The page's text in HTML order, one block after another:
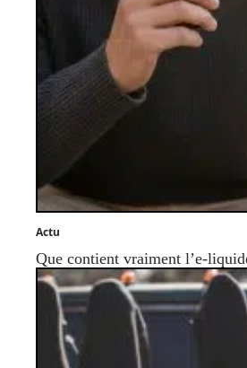
Actu
Que contient vraiment l’e-